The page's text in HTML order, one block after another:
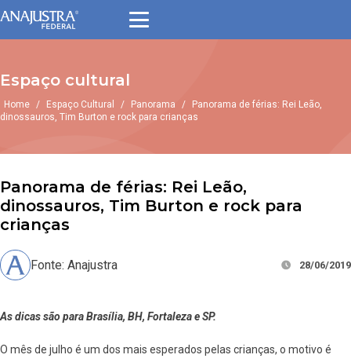
Espaço cultural
Home / Espaço Cultural / Panorama /
Panorama de férias: Rei Leão,
dinossauros, Tim Burton e rock para crianças
Panorama de férias: Rei Leão,
dinossauros, Tim Burton e rock para
crianças
Fonte: Anajustra 28/06/2019
As dicas são para Brasília, BH, Fortaleza e SP.
O mês de julho é um dos mais esperados pelas crianças, o motivo é